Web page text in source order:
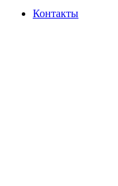
Контакты